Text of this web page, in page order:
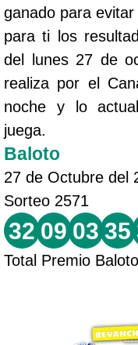
ganado para
para ti los
del lunes 27 de
realiza por el
noche y lo
juega.
Baloto
27 de Octubre del
Sorteo 2571
32 09 03 35
Total Premio